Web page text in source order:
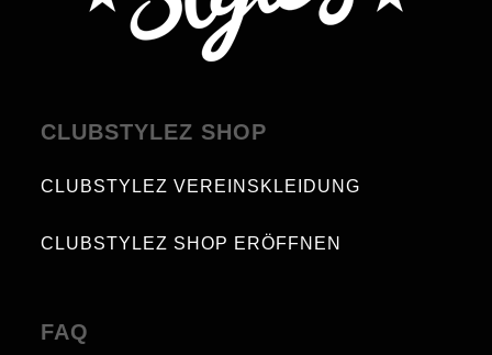
CLUBSTYLEZ SHOP
CLUBSTYLEZ VEREINSKLEIDUNG
CLUBSTYLEZ SHOP ERÖFFNEN
FAQ